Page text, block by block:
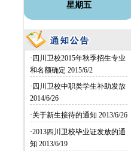
星期五
·四川卫校2015年秋季招生专业
和名额确定 2015/6/2
·四川卫校中职类学生补助发放
2014/6/26
·关于新生接待的通知 2013/6/26
·2013四川卫校毕业证发放的通
知 2013/6/19